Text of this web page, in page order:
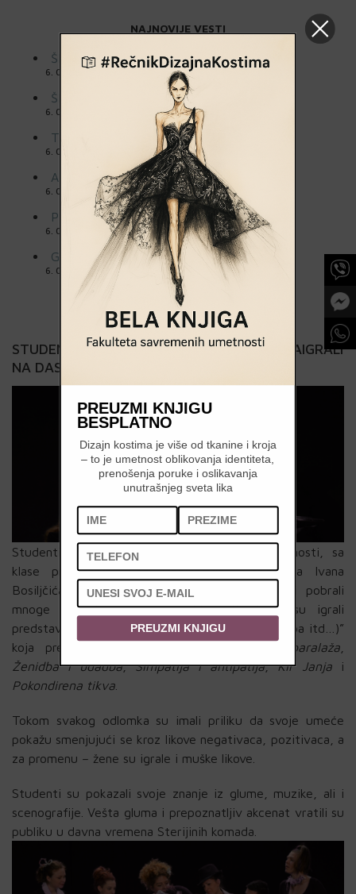
NAJNOVIJE VESTI
ŠKOLA ZA DIZAJN TEKSTILA
6. 08. 2026.
ŠKOLA ZA DIZAJN
6. 08. 2026.
TEHNIČKA ŠKOLA „DRVO ART“
6. 08. 2026.
ARHITEKTONSKO TEHNIČKA ŠKOLA
6. 08. 2026.
PRVA EKONOMSKA ŠKOLA
6. 08. 2026.
GIMNAZIJA „SVETI SAVA“
6. 08. 2026.
STUDENTI AKADEMIJE LEPIH UMETNOSTI ZAIGRALI
NA DASKAMA STERIJINOG POZORJA
Studenti druge godine Akademije lepih umetnosti, sa
klase profesorke Vide Ognjenović i asistenta Ivana
Bosiljčića, nastupili su na Sterijinom pozorju i pobrali
mnoge pohvale kritike i publike. Studenti su igrali
predstavu „Simpatija i antipatija (Ženidba i udadba itd…)”
koja predstavlja delove iz komada
Laža i paralaža
Ženidba i udadba,Simpatija i antipatija,Kir Janja i
Pokondirena tikva
Tokom svakog odlomka su imali priliku da svoje umeće
pokažu smenjujući se kroz likove negativaca, pozitivaca, a
za promenu – žene su igrale i muške likove.
Studenti su pokazali svoje znanje iz glume, muzike, ali i
scenografije. Vešta gluma i prepoznatljiv akcenat vratili su
publiku u davna vremena Sterijinih komada.
PREUZMI KNJIGU
BESPLATNO
Dizajn kostima je više od tkanine i kroja
– to je umetnost oblikovanja identiteta,
prenošenja poruke i oslikavanja
unutrašnjeg sveta lika
PREUZMI KNJIGU